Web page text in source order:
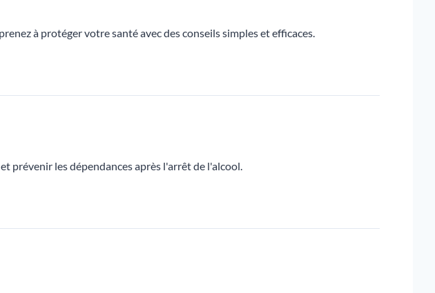
à protéger votre santé avec des conseils simples et efficaces.
prévenir les dépendances après l'arrêt de l'alcool.